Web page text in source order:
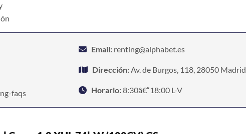
faqs
Email: renting@alphabet.es
Dirección:Av. de Burgos, 118, 28050 Madrid
Horario:8:30â€“18:00 L-V